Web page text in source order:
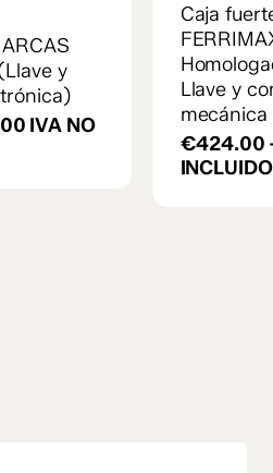
y
Rango
IVA NO
variantes.
Las
opciones
pueden
elegir
Caja
Llave y
mecánica
€424.00
INCLUIDO